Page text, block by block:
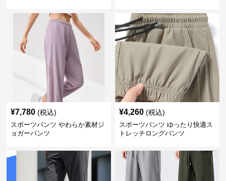
¥7,780 (税込)
スポーツパンツ やわらか素材ジ
ョガーパンツ
¥4,260 (税込)
スポーツパンツ ゆったり快適ス
トレッチロングパンツ